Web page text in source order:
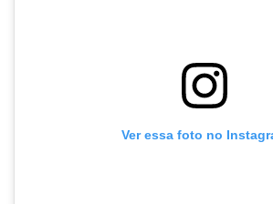
Ver essa foto no